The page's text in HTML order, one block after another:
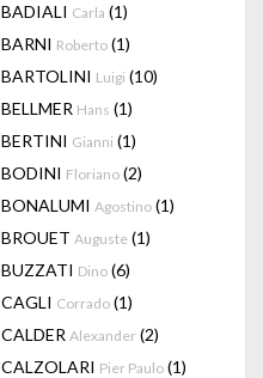
BADIALI Carla (1)
BARNI Roberto (1)
BARTOLINI Luigi (10)
BELLMER Hans (1)
BERTINI Gianni (1)
BODINI Floriano (2)
BONALUMI Agostino (1)
BROUET Auguste (1)
BUZZATI Dino (6)
CAGLI Corrado (1)
CALDER Alexander (2)
CALZOLARI Pier Paulo (1)